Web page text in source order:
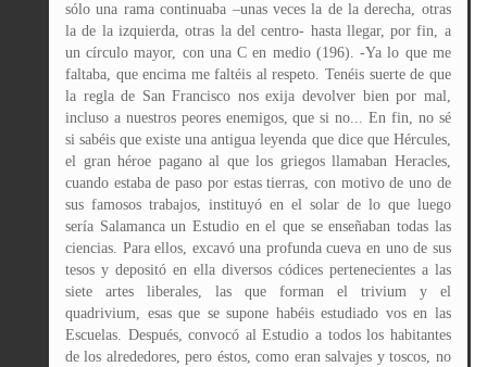
sólo una rama continuaba –unas veces la de la derecha, otras
la de la izquierda, otras la del centro- hasta llegar, por fin, a
un círculo mayor, con una C en medio (196). -Ya lo que me
faltaba, que encima me faltéis al respeto. Tenéis suerte de que
la regla de San Francisco nos exija devolver bien por mal,
incluso a nuestros peores enemigos, que si no... En fin, no sé
si sabéis que existe una antigua leyenda que dice que Hércules,
el gran héroe pagano al que los griegos llamaban Heracles,
cuando estaba de paso por estas tierras, con motivo de uno de
sus famosos trabajos, instituyó en el solar de lo que luego
sería Salamanca un Estudio en el que se enseñaban todas las
ciencias. Para ellos, excavó una profunda cueva en uno de sus
tesos y depositó en ella diversos códices pertenecientes a las
siete artes liberales, las que forman el trivium y el
quadrivium, esas que se supone habéis estudiado vos en las
Escuelas. Después, convocó al Estudio a todos los habitantes
de los alrededores, pero éstos, como eran salvajes y toscos, no